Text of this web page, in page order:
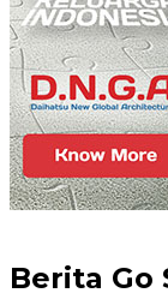
Berita Go